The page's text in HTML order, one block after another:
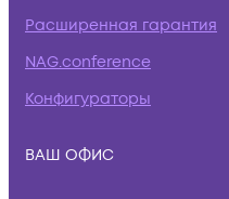
Расширенная гарантия
NAG.conference
Конфигураторы
ВАШ ОФИС